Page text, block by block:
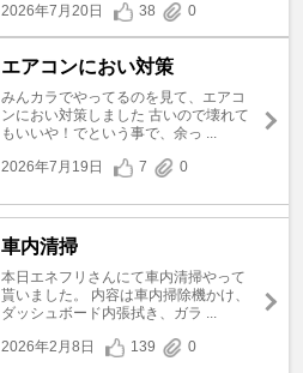
2026年7月20日
38 0
エアコンにおい対策
みんカラでやってるのを見て、エアコ
ンにおい対策しました 古いので壊れて
もいいや！でという事で、余っ ...
2026年7月19日
7 0
車内清掃
本日エネフリさんにて車内清掃やって
貰いました。 内容は車内掃除機かけ、
ダッシュボード内張拭き、ガラ ...
2026年2月8日
139 0